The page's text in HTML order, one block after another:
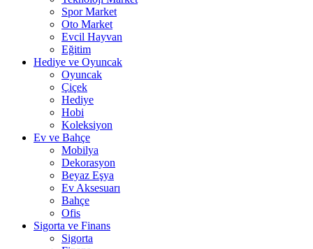
Spor Market
Oto Market
Evcil Hayvan
Eğitim
Hediye ve Oyuncak
Oyuncak
Çiçek
Hediye
Hobi
Koleksiyon
Ev ve Bahçe
Mobilya
Dekorasyon
Beyaz Eşya
Ev Aksesuarı
Bahçe
Ofis
Sigorta ve Finans
Sigorta